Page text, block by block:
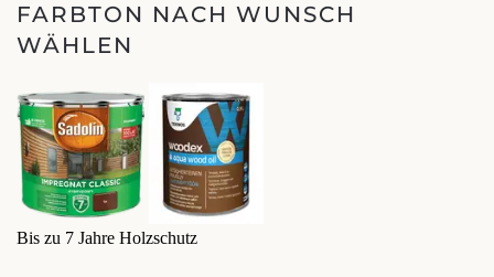
FARBTON NACH WUNSCH
WÄHLEN
Bis zu 7 Jahre Holzschutz